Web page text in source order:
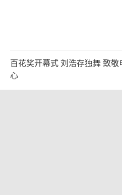
代如何通过真实体验理
振兴。接下来的直播活
上线下高人气的“网红
百花奖开幕式 刘浩存独舞 致敬
心
2026-08-07 22:20:02